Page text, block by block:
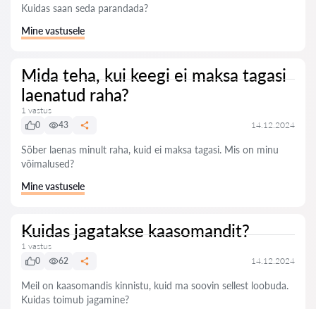
Kuidas saan seda parandada?
Mine vastusele
Mida teha, kui keegi ei maksa tagasi
laenatud raha?
1 vastus
0
43 14.12.2024
Sõber laenas minult raha, kuid ei maksa tagasi. Mis on minu
võimalused?
Mine vastusele
Kuidas jagatakse kaasomandit?
1 vastus
0
62 14.12.2024
Meil on kaasomandis kinnistu, kuid ma soovin sellest loobuda.
Kuidas toimub jagamine?